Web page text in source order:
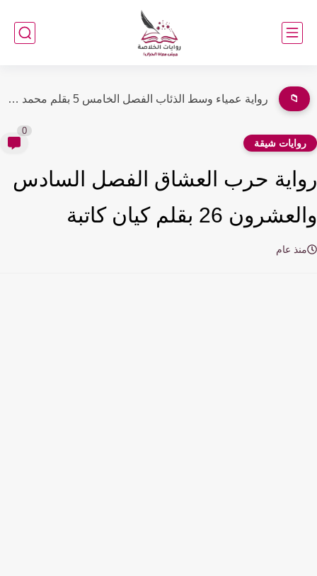
📁 رواية عمياء وسط الذئاب الفصل الرابع 4 بقلم محمد طه
شيقة
حرب العشاق الفصل السادس
26 بقلم كيان كاتبة
عام